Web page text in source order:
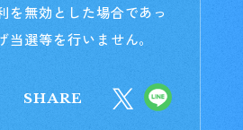
を無効とした場合であっ
選等を行いません。
SHARE